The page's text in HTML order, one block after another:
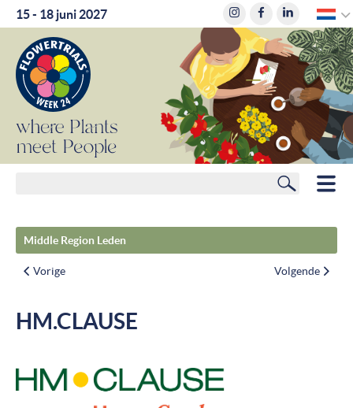
15 - 18 juni 2027
LEDEN
HOTELS
PERSBERICHTEN
where
Plants
meet
People
where
Plants
meet
People
Middle Region Leden
Vorige Volgende
HM.CLAUSE